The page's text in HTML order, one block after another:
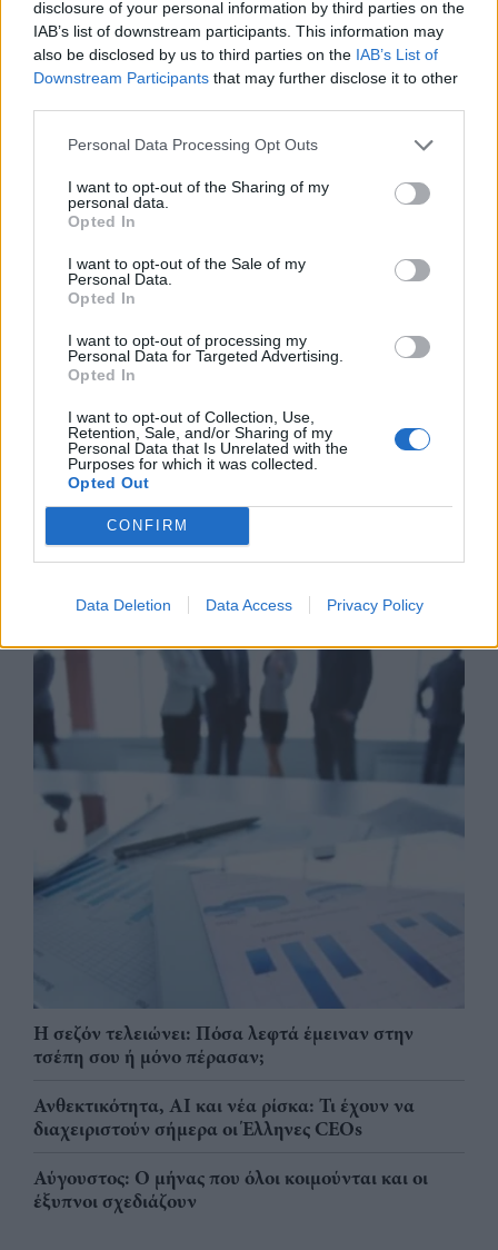
disclosure of your personal information by third parties on the
IAB’s list of downstream participants. This information may
also be disclosed by us to third parties on the IAB’s List of
Downstream Participants that may further disclose it to other
Personal Data Processing Opt Outs
I want to opt-out of the Sharing of my
personal data.
Opted In
I want to opt-out of the Sale of my
Personal Data.
Opted In
I want to opt-out of processing my
Personal Data for Targeted Advertising.
Opted In
I want to opt-out of Collection, Use,
Retention, Sale, and/or Sharing of my
Personal Data that Is Unrelated with the
Purposes for which it was collected.
Opted Out
CONFIRM
Data Deletion Data Access Privacy Policy
30/07/26|15:43
Βραζιλία: Προσφεύγει στον ΠΟΕ
κατά των νέων αμερικανικών
Η Ιαπωνία επικρίνει τους νέους
|
Αυστραλία: Αδικαιολόγητοι οι
νέοι δασμοί των ΗΠΑ -
24/07/26|16:22
Business Know-how
Η σεζόν τελειώνει: Πόσα λεφτά έμειναν στην
τσέπη σου ή μόνο πέρασαν;
Ανθεκτικότητα, AI και νέα ρίσκα: Τι έχουν να
διαχειριστούν σήμερα οι Έλληνες CEOs
Αύγουστος: Ο μήνας που όλοι κοιμούνται και οι
έξυπνοι σχεδιάζουν